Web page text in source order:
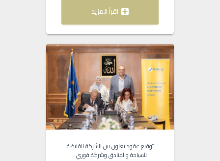
اقرأ المزيد
توقيع عقود تعاون بين الشركة القابضة
للسياحة والفنادق وشركة فوري .